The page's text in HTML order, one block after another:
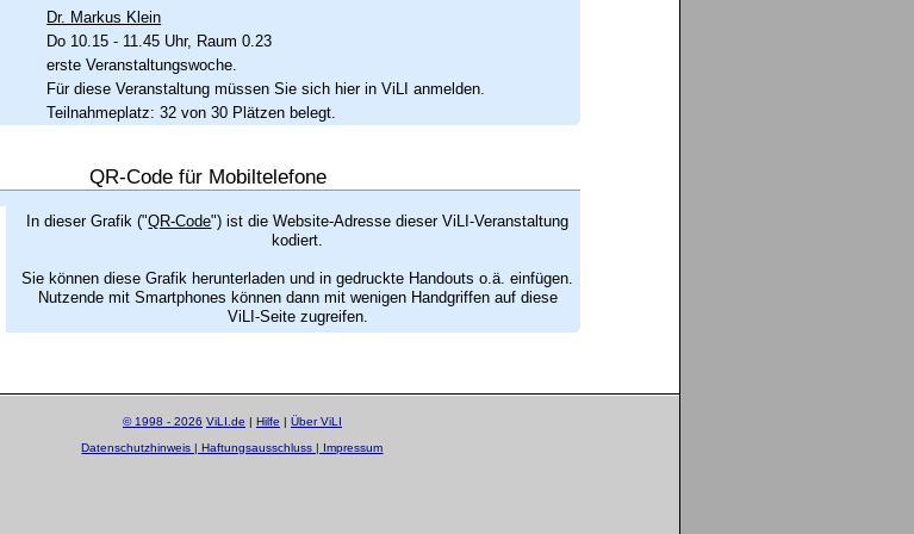
Dr. Markus Klein
Do 10.15 - 11.45 Uhr, Raum 0.23
erste Veranstaltungswoche.
Für diese Veranstaltung müssen Sie sich hier in ViLI anmelden.
Teilnahmeplatz: 32 von 30 Plätzen belegt.
QR-Code für Mobiltelefone
In dieser Grafik ("QR-Code") ist die Website-Adresse dieser ViLI-Veranstaltung
kodiert.
Sie können diese Grafik herunterladen und in gedruckte Handouts o.ä. einfügen.
Nutzende mit Smartphones können dann mit wenigen Handgriffen auf diese
ViLI-Seite zugreifen.
© 1998 - 2026 ViLI.de | Hilfe | Über ViLI
Datenschutzhinweis | Haftungsausschluss | Impressum